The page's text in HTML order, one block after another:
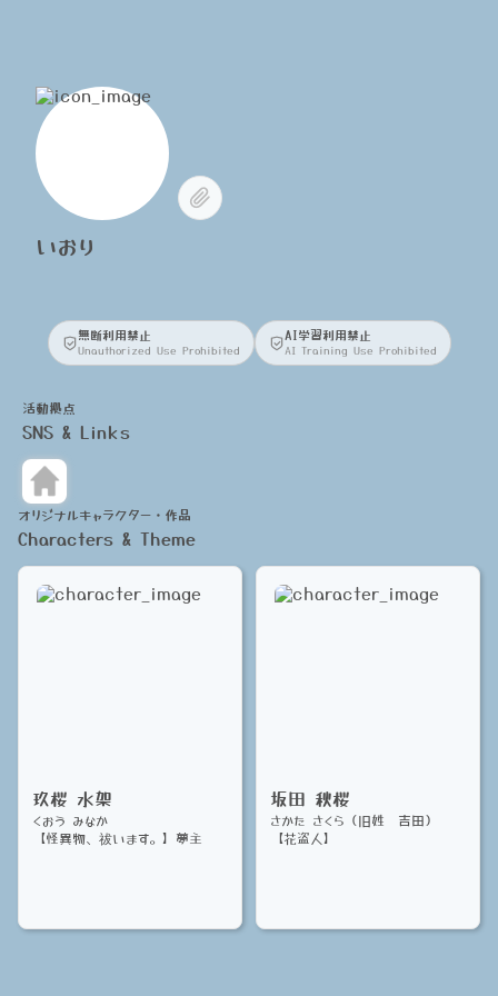
いおり
無断利用禁止
Unauthorized Use Prohibited
AI学習利用禁止
AI Training Use Prohibited
活動拠点
SNS & Links
オリジナルキャラクター・作品
Characters & Theme
玖桜 水架
くおう みなか
【怪異物、祓います。】夢主
坂田 秋桜
さかた さくら（旧姓：吉田）
【花盗人】